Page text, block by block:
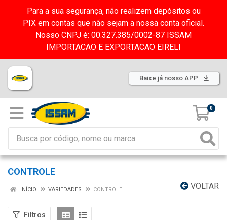
Para a sua segurança, não realizem depósitos ou
PIX em contas que não sejam a nossa conta oficial.
Nosso CNPJ é: 00.327.385/0002-87 ISSAM
IMPORTACAO E EXPORTACAO EIRELI
Baixe já nosso APP
0
CONTROLE
VOLTAR
INÍCIO VARIEDADES CONTROLE
Filtros